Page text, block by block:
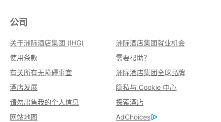
公司
关于洲际酒店集团 (IHG)
洲际酒店集团就业机会
使用条款
需要帮助？
有关所有无障碍事宜
洲际酒店集团全球品牌
酒店发展
隐私与 Cookie 中心
请勿出售我的个人信息
探索酒店
网站地图
AdChoices